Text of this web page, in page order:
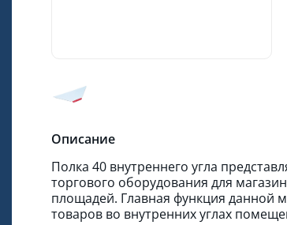
Описание
Полка 40 внутреннего угла
торгового оборудования для
площадей. Главная функция данной
товаров во внутренних углах